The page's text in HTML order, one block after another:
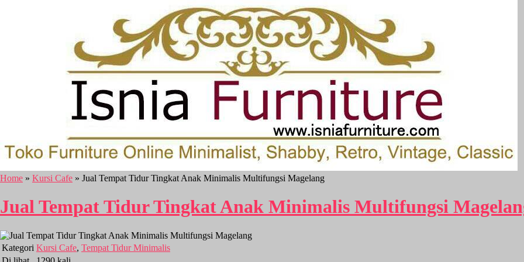
Home » Kursi Cafe » Jual Tempat Tidur Tingkat Anak Minimalis Multifungsi Magelang
Jual Tempat Tidur Tingkat Anak Minimalis Multifungsi
Kategori Kursi Cafe, Tempat Tidur Minimalis